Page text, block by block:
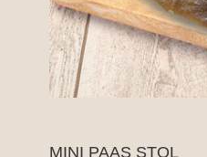
MINI PAAS STOL